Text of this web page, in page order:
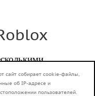
сайт собирает cookie-файлы,
об IP-адресе и
пользователей.